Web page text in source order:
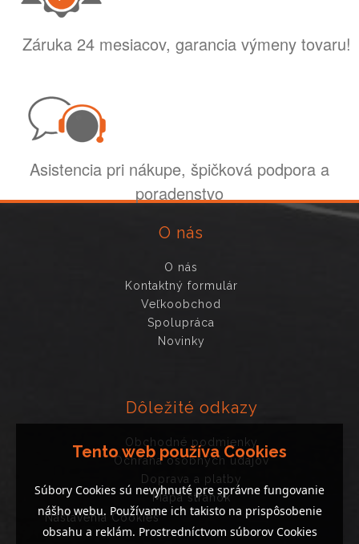
Záruka 24 mesiacov, garancia výmeny tovaru!
Asistencia pri nákupe, špičková podpora a
poradenstvo
O nás
O nás
Kontaktný formulár
Veľkoobchod
Spolupráca
Novinky
Dôležité odkazy
Obchodné podmienky
Ochrana osobných údajov
Doprava a platby
Mapa stránok
Nastavenia Cookies
Tento web používa Cookies
Súbory Cookies sú nevyhnuté pre správne fungovanie
nášho webu. Používame ich takisto na prispôsobenie
obsahu a reklám. Prostredníctvom súborov Cookies